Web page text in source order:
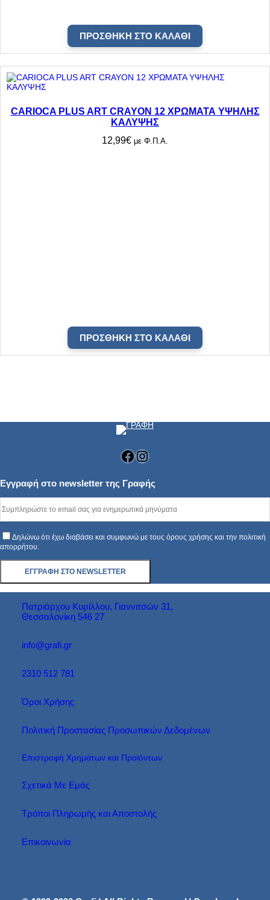
ΠΡΟΣΘΉΚΗ ΣΤΟ ΚΑΛΆΘΙ
CARIOCA PLUS ART CRAYON 12 ΧΡΩΜΑΤΑ ΥΨΗΛΗΣ
ΚΑΛΥΨΗΣ
12,99€ με Φ.Π.Α.
ΠΡΟΣΘΉΚΗ ΣΤΟ ΚΑΛΆΘΙ
Facebook
Instagram
Εγγραφή στο newsletter της Γραφής
Δηλώνω ότι έχω διαβάσει και συμφωνώ με τους όρους χρήσης και την πολιτική
απορρήτου.
Πατριάρχου Κυρίλλου, Γιαννιτσών 31,
Θεσσαλονίκη 546 27
info@grafi.gr
2310 512 781
Όροι Χρήσης
Πολιτική Προστασίας Προσωπικών Δεδομένων
Επιστροφή Χρημάτων και Προϊόντων
Σχετικά Με Εμάς
Τρόποι Πληρωμής και Αποστολής
Επικοινωνία